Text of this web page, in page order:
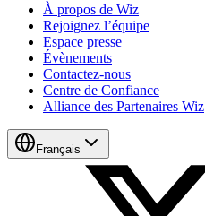
À propos de Wiz
Rejoignez l’équipe
Espace presse
Évènements
Contactez-nous
Centre de Confiance
Alliance des Partenaires Wiz
Français